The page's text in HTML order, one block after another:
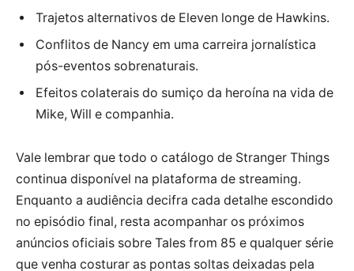
Trajetos alternativos de Eleven longe de Hawkins.
Conflitos de Nancy em uma carreira jornalística
pós-eventos sobrenaturais.
Efeitos colaterais do sumiço da heroína na vida de
Mike, Will e companhia.
Vale lembrar que todo o catálogo de Stranger Things
continua disponível na plataforma de streaming.
Enquanto a audiência decifra cada detalhe escondido
no episódio final, resta acompanhar os próximos
anúncios oficiais sobre Tales from 85 e qualquer série
que venha costurar as pontas soltas deixadas pela